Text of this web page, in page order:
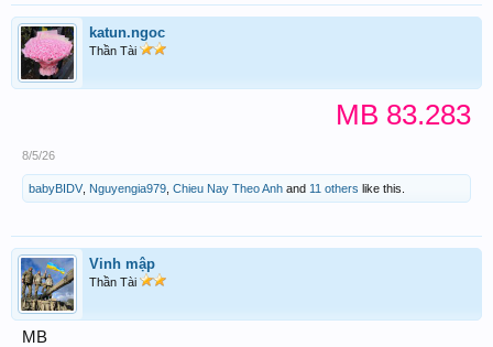
katun.ngoc
Thần Tài
MB 83.283
8/5/26
babyBIDV Nguyengia979 Chieu Nay Theo Anh and 11 others like this.
Vinh mập
Thần Tài
MB